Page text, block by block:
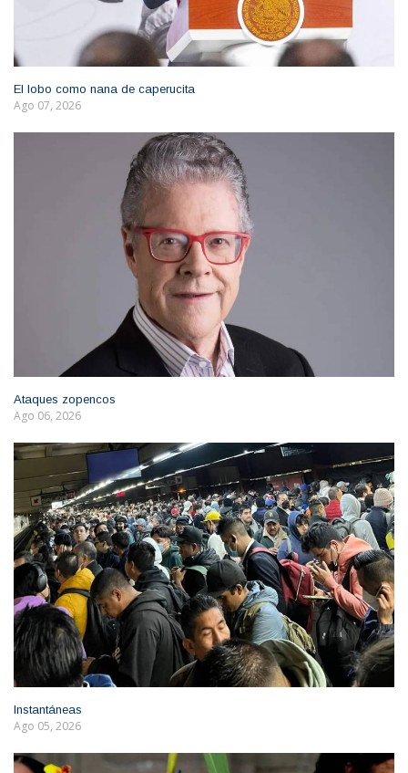
El lobo como nana de caperucita
Ago 07, 2026
Ataques zopencos
Ago 06, 2026
Instantáneas
Ago 05, 2026